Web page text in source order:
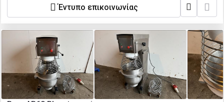
Έντυπο επικοινωνίας